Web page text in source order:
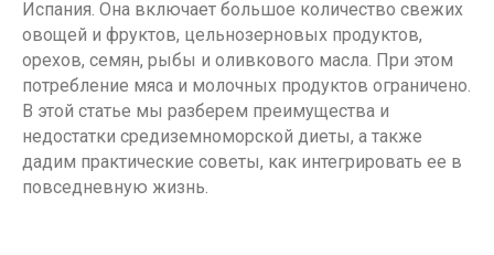
Испания. Она включает большое количество свежих
овощей и фруктов, цельнозерновых продуктов,
орехов, семян, рыбы и оливкового масла. При этом
потребление мяса и молочных продуктов ограничено.
В этой статье мы разберем преимущества и
недостатки средиземноморской диеты, а также
дадим практические советы, как интегрировать ее в
повседневную жизнь.